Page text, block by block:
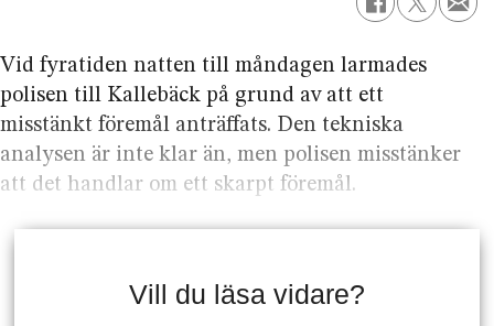
Vid fyratiden natten till måndagen larmades
polisen till Kallebäck på grund av att ett
misstänkt föremål anträffats. Den tekniska
analysen är inte klar än, men polisen misstänker
att det handlar om ett skarpt föremål.
Vill du läsa vidare?